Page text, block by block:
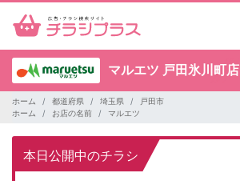
マルエツ 戸田氷川町店
ホーム 都道府県 埼玉県
戸田市
ホーム
お店の名前 マルエツ
本日公開中のチラシ